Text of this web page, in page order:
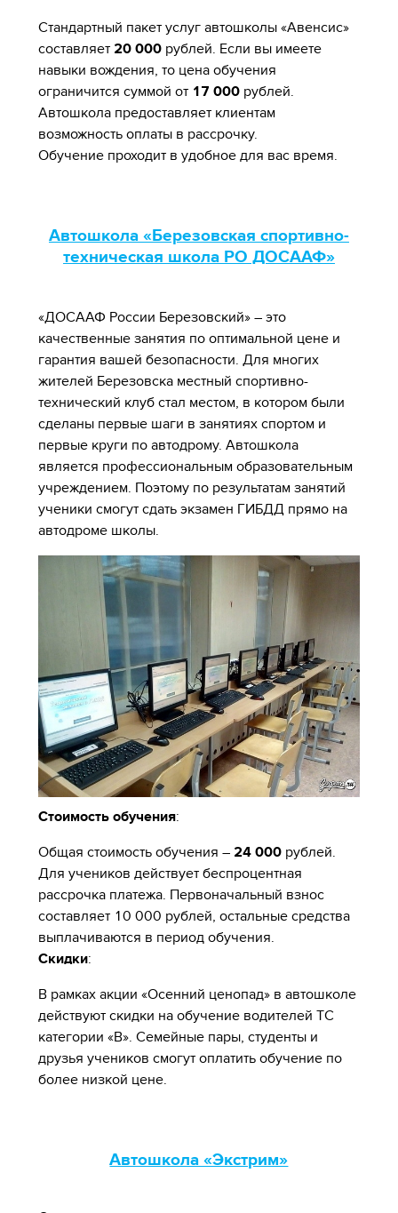
Стандартный пакет услуг автошколы «Авенсис»
составляет 20 000рублей. Если вы имеете
навыки вождения, то цена обучения
ограничится суммой от 17 000рублей.
Автошкола предоставляет клиентам
возможность оплаты в рассрочку.
Обучение проходит в удобное для вас время.
Автошкола «Березовская спортивно-
техническая школа РО ДОСААФ»
«ДОСААФ России Березовский» – это
качественные занятия по оптимальной цене и
гарантия вашей безопасности. Для многих
жителей Березовска местный спортивно-
технический клуб стал местом, в котором были
сделаны первые шаги в занятиях спортом и
первые круги по автодрому. Автошкола
является профессиональным образовательным
учреждением. Поэтому по результатам занятий
ученики смогут сдать экзамен ГИБДД прямо на
автодроме школы.
Стоимость обучения:
Общая стоимость обучения – 24 000рублей.
Для учеников действует беспроцентная
рассрочка платежа. Первоначальный взнос
составляет 10 000 рублей, остальные средства
выплачиваются в период обучения.
Скидки:
В рамках акции «Осенний ценопад» в автошколе
действуют скидки на обучение водителей ТС
категории «В». Семейные пары, студенты и
друзья учеников смогут оплатить обучение по
более низкой цене.
Автошкола «Экстрим»